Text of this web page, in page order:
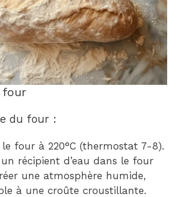
four
du four :
le four à 220°C (thermostat 7-8).
un récipient d’eau dans le four
une atmosphère humide,
à une croûte croustillante.